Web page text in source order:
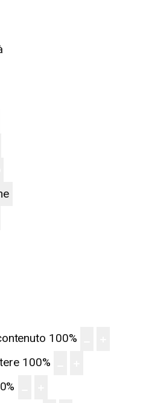
100%
100%
%